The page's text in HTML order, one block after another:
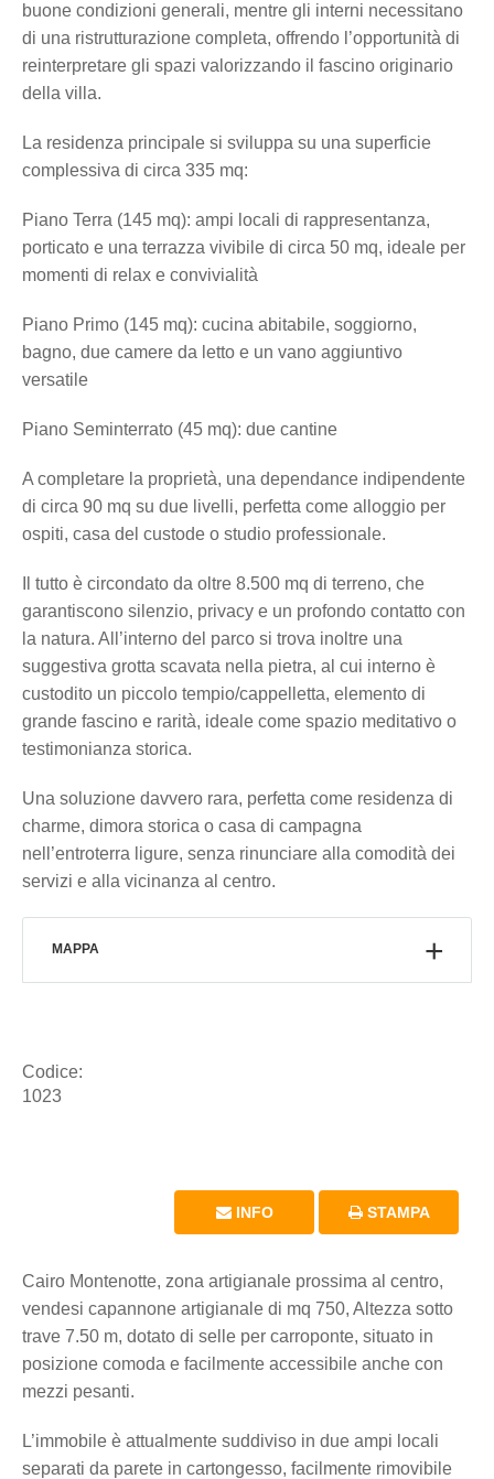
buone condizioni generali, mentre gli interni necessitano
di una ristrutturazione completa, offrendo l’opportunità di
reinterpretare gli spazi valorizzando il fascino originario
della villa.
La residenza principale si sviluppa su una superficie
complessiva di circa 335 mq:
Piano Terra (145 mq): ampi locali di rappresentanza,
porticato e una terrazza vivibile di circa 50 mq, ideale per
momenti di relax e convivialità
Piano Primo (145 mq): cucina abitabile, soggiorno,
bagno, due camere da letto e un vano aggiuntivo
versatile
Piano Seminterrato (45 mq): due cantine
A completare la proprietà, una dependance indipendente
di circa 90 mq su due livelli, perfetta come alloggio per
ospiti, casa del custode o studio professionale.
Il tutto è circondato da oltre 8.500 mq di terreno, che
garantiscono silenzio, privacy e un profondo contatto con
la natura. All’interno del parco si trova inoltre una
suggestiva grotta scavata nella pietra, al cui interno è
custodito un piccolo tempio/cappelletta, elemento di
grande fascino e rarità, ideale come spazio meditativo o
testimonianza storica.
Una soluzione davvero rara, perfetta come residenza di
charme, dimora storica o casa di campagna
nell’entroterra ligure, senza rinunciare alla comodità dei
servizi e alla vicinanza al centro.
MAPPA
INFO STAMPA
Codice:
1023
Cairo Montenotte, zona artigianale prossima al centro,
vendesi capannone artigianale di mq 750, Altezza sotto
trave 7.50 m, dotato di selle per carroponte, situato in
posizione comoda e facilmente accessibile anche con
mezzi pesanti.
L’immobile è attualmente suddiviso in due ampi locali
separati da parete in cartongesso, facilmente rimovibile